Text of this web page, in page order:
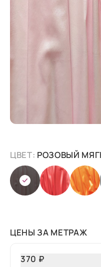
ЦВЕТ: РОЗОВЫЙ
ЦЕНЫ ЗА МЕТРАЖ
370 ₽